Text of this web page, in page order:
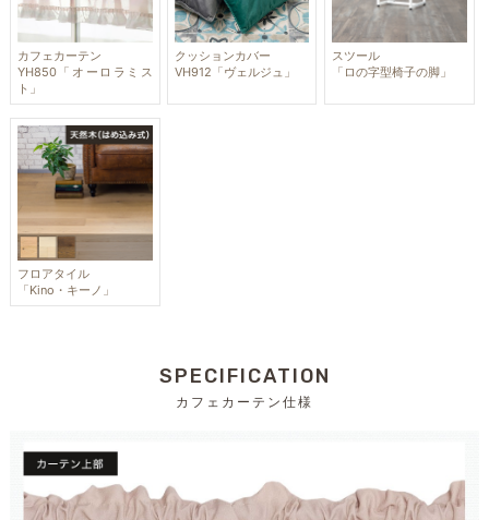
カフェカーテン
YH850「オーロラミス
ト」
クッションカバー
VH912「ヴェルジュ」
スツール
「ロの字型椅子の脚」
フロアタイル
「Kino・キーノ」
SPECIFICATION
カフェカーテン仕様